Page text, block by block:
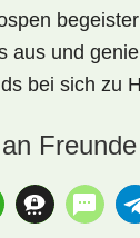
aus und
bei sich zu